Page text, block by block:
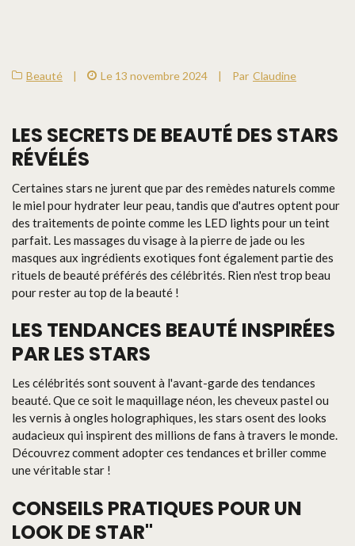
Beauté | Le 13 novembre 2024 | Par Claudine
LES SECRETS DE BEAUTÉ DES STARS
RÉVÉLÉS
Certaines stars ne jurent que par des remèdes naturels comme
le miel pour hydrater leur peau, tandis que d'autres optent pour
des traitements de pointe comme les LED lights pour un teint
parfait. Les massages du visage à la pierre de jade ou les
masques aux ingrédients exotiques font également partie des
rituels de beauté préférés des célébrités. Rien n'est trop beau
pour rester au top de la beauté !
LES TENDANCES BEAUTÉ INSPIRÉES
PAR LES STARS
Les célébrités sont souvent à l'avant-garde des tendances
beauté. Que ce soit le maquillage néon, les cheveux pastel ou
les vernis à ongles holographiques, les stars osent des looks
audacieux qui inspirent des millions de fans à travers le monde.
Découvrez comment adopter ces tendances et briller comme
une véritable star !
CONSEILS PRATIQUES POUR UN
LOOK DE STAR"